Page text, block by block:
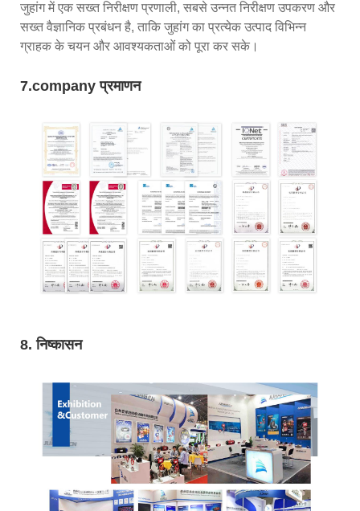
जुहांग में एक सख्त निरीक्षण प्रणाली, सबसे उन्नत निरीक्षण उपकरण और
सख्त वैज्ञानिक प्रबंधन है, ताकि जुहांग का प्रत्येक उत्पाद विभिन्न
ग्राहक के चयन और आवश्यकताओं को पूरा कर सके।
7.company प्रमाणन
8. निष्कासन